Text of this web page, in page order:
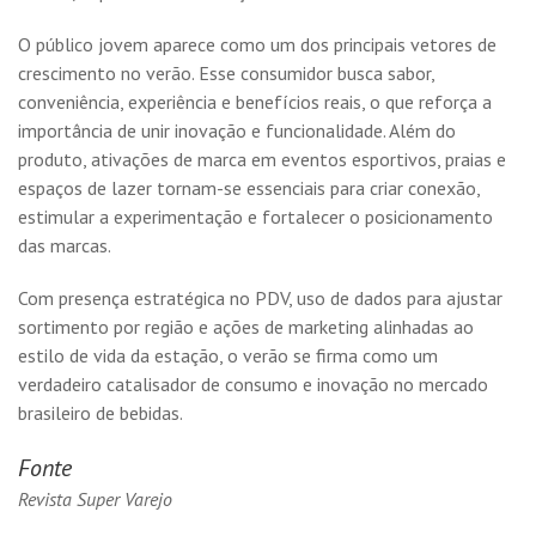
O público jovem aparece como um dos principais vetores de
crescimento no verão. Esse consumidor busca sabor,
conveniência, experiência e benefícios reais, o que reforça a
importância de unir inovação e funcionalidade. Além do
produto, ativações de marca em eventos esportivos, praias e
espaços de lazer tornam-se essenciais para criar conexão,
estimular a experimentação e fortalecer o posicionamento
das marcas.
Com presença estratégica no PDV, uso de dados para ajustar
sortimento por região e ações de marketing alinhadas ao
estilo de vida da estação, o verão se firma como um
verdadeiro catalisador de consumo e inovação no mercado
brasileiro de bebidas.
Fonte
Revista Super Varejo